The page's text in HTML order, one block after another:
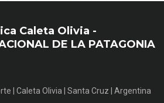
Caleta Olivia -
DE LA PATAGONIA
| Caleta Olivia | Santa Cruz | Argentina